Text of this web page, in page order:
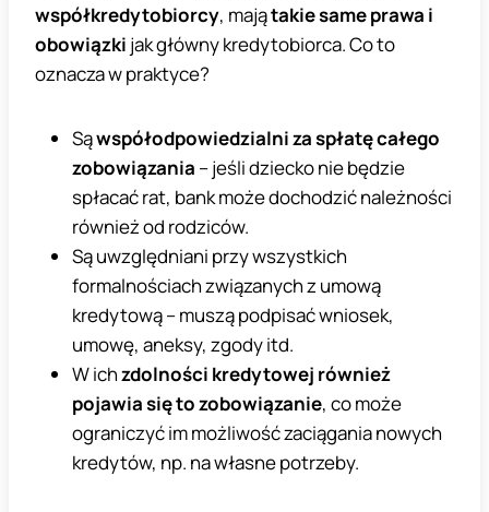
współkredytobiorcy, majątakie same prawa i
obowiązki jak główny kredytobiorca. Co to
oznacza w praktyce?
Sąwspółodpowiedzialni za spłatę całego
zobowiązania – jeśli dziecko nie będzie
spłacać rat, bank może dochodzić należności
również od rodziców.
Są uwzględniani przy wszystkich
formalnościach związanych z umową
kredytową – muszą podpisać wniosek,
umowę, aneksy, zgody itd.
W ichzdolności kredytowej również
pojawia się to zobowiązanie, co może
ograniczyć im możliwość zaciągania nowych
kredytów, np. na własne potrzeby.